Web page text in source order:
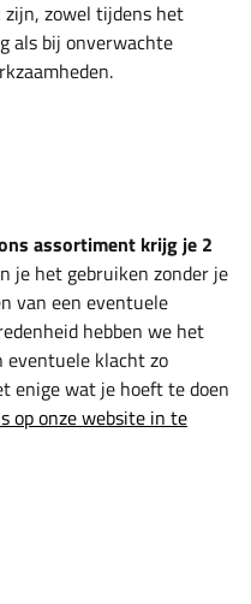
zowel tijdens het
als bij onverwachte
assortiment krijg je 2
je het gebruiken zonder je
van een eventuele
hebben we het
eventuele klacht zo
enige wat je hoeft te doen
op onze website in te